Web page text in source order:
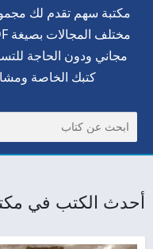
مكتبة سهم تقدم لك
مجاني ودون الحاجة
كتبك الخاصة
أحدث الكتب في